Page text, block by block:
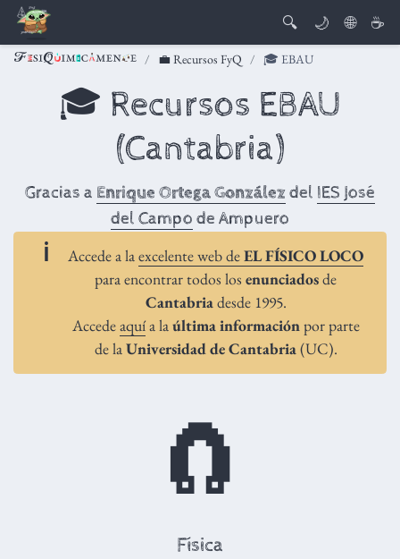
🔍 🌙 🌐 ☕
💼 Recursos FyQ 🎓 EBAU
🎓 Recursos EBAU
(Cantabria)
Gracias a Enrique Ortega Gonzálezdel IES José
del Campo de Ampuero
Accede a laexcelente web deEL FÍSICO LOCO
para encontrar todos losenunciadosde
Cantabriadesde 1995.
Accedeaquía laúltima informaciónpor parte
de laUniversidad de Cantabria(UC).
🧲
Física